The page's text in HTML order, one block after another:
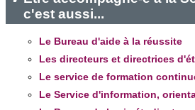
et les annonces, d'offrir des
partageons également des
notre site avec nos partenaires de
publicité et d'analyse, qui peuvent
d'autres informations que vous leur
c'est aussi...
Le Bureau d'aide à la réussite
Les directeurs et directrices
Le service de formation
Le Service d'information,